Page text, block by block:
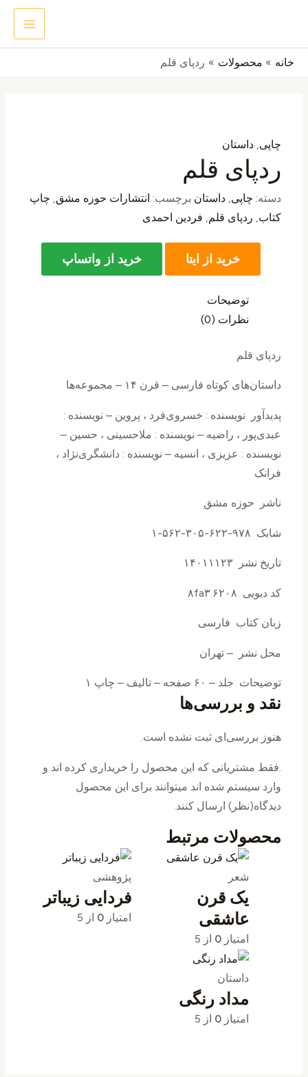
محتوا
خانه محصولات ردپای قلم
چاپی,داستان
ردپای قلم
دسته: چاپی,داستان برچسب: انتشارات حوزه مشق, چاپ
کتاب, ردپای قلم, فردین احمدی
خرید از ایتا خرید از واتساپ
توضیحات
نظرات (0)
ردپای قلم
داستان‌های کوتاه فارسی – قرن ۱۴ – مجموعه‌ها
پدیدآور نويسنده : خسروی‌فرد ، پروین – نويسنده :
عبدی‌پور ، راضیه – نويسنده : ملاحسینی ، حسین –
نويسنده : عزیزی ، انسیه – نويسنده : دانشگری‌نژاد ،
فرانک
ناشر حوزه مشق
شابک ۹۷۸-۶۲۲-۳۰۵-۵۶۲-۱
تاریخ نشر ۱۴۰۱۱۱۲۳
کد دیویی ۸fa۳.۶۲۰۸
زبان کتاب فارسی
محل نشر – تهران
توضیحات جلد – ۶۰ صفحه – تالیف – چاپ ۱
نقد و بررسی‌ها
هنوز بررسی‌ای ثبت نشده است.
.فقط مشتریانی که این محصول را خریداری کرده اند و
وارد سیستم شده اند میتوانند برای این محصول
دیدگاه(نظر) ارسال کنند.
محصولات مرتبط
شعر
یک قرن
عاشقی
امتیاز 0 از 5
پژوهشی
فردایی زیباتر
امتیاز0 از 5
داستان
مداد رنگی
امتیاز 0 از 5